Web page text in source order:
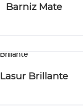
Barniz Mate
Lasur Brillante